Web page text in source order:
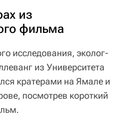
из
фильма
исследования, эколог-
из Университета
кратерами на Ямале и
посмотрев короткий